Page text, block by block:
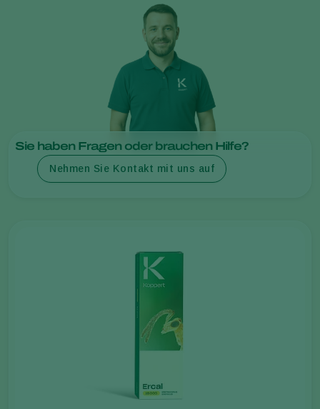
Sie haben Fragen oder brauchen Hilfe?
Nehmen Sie Kontakt mit uns auf